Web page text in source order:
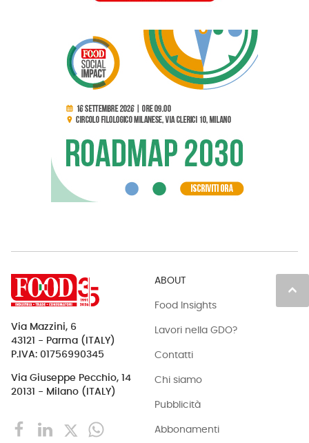
keyboard_arrow_up
Via Mazzini, 6
43121 - Parma (ITALY)
P.IVA: 01756990345
Via Giuseppe Pecchio, 14
20131 - Milano (ITALY)
ABOUT
Food Insights
Lavori nella GDO?
Contatti
Chi siamo
Pubblicità
Abbonamenti